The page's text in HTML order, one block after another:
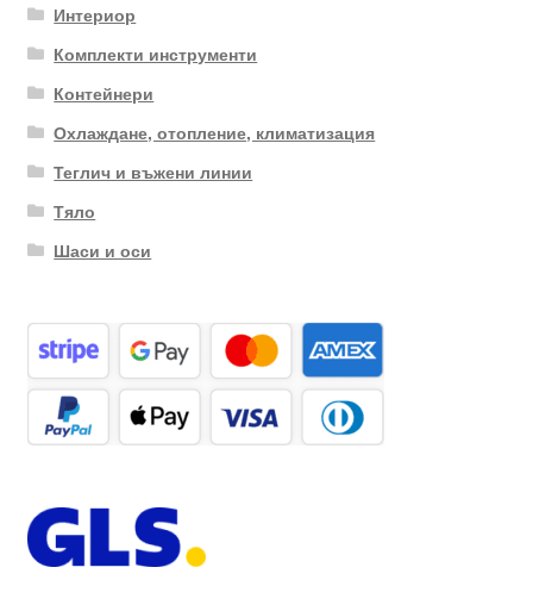
Интериор
Комплекти инструменти
Контейнери
Охлаждане, отопление, климатизация
Теглич и въжени линии
Тяло
Шаси и оси